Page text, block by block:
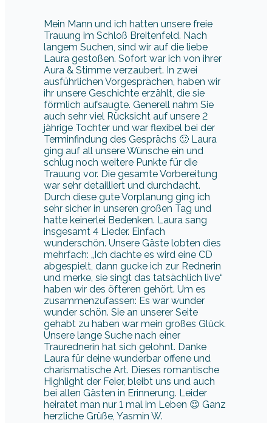
Mein Mann und ich hatten unsere freie
Trauung im Schloß Breitenfeld. Nach
langem Suchen, sind wir auf die liebe
Laura gestoßen. Sofort war ich von ihrer
Aura & Stimme verzaubert. In zwei
ausführlichen Vorgesprächen, haben wir
ihr unsere Geschichte erzählt, die sie
förmlich aufsaugte. Generell nahm Sie
auch sehr viel Rücksicht auf unsere 2
jährige Tochter und war flexibel bei der
Terminfindung des Gesprächs 🙂 Laura
ging auf all unsere Wünsche ein und
schlug noch weitere Punkte für die
Trauung vor. Die gesamte Vorbereitung
war sehr detailliert und durchdacht.
Durch diese gute Vorplanung ging ich
sehr sicher in unseren großen Tag und
hatte keinerlei Bedenken. Laura sang
insgesamt 4 Lieder. Einfach
wunderschön. Unsere Gäste lobten dies
mehrfach: „Ich dachte es wird eine CD
abgespielt, dann gucke ich zur Rednerin
und merke, sie singt das tatsächlich live“
haben wir des öfteren gehört. Um es
zusammenzufassen: Es war wunder
wunder schön. Sie an unserer Seite
gehabt zu haben war mein großes Glück.
Unsere lange Suche nach einer
Traurednerin hat sich gelohnt. Danke
Laura für deine wunderbar offene und
charismatische Art. Dieses romantische
Highlight der Feier, bleibt uns und auch
bei allen Gästen in Erinnerung. Leider
heiratet man nur 1 mal im Leben 😉 Ganz
herzliche Grüße, Yasmin W.